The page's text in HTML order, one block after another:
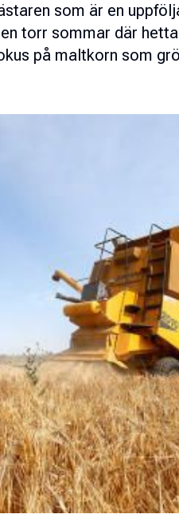
som är en
torr sommar där
på maltkorn som